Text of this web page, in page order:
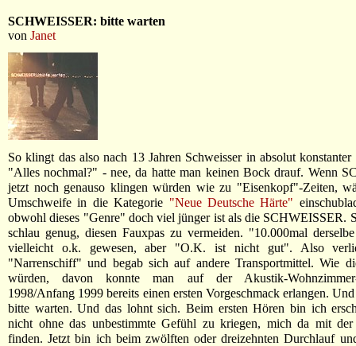
SCHWEISSER: bitte warten
von Janet
So klingt das also nach 13 Jahren Schweisser in absolut konstanter
"Alles nochmal?" - nee, da hatte man keinen Bock drauf. Wenn
jetzt noch genauso klingen würden wie zu "Eisenkopf"-Zeiten,
Umschweife in die Kategorie "Neue Deutsche Härte"
obwohl dieses "Genre" doch viel jünger ist als die SCHWEISSER.
schlau genug, diesen Fauxpas zu vermeiden. "10.000mal
vielleicht o.k. gewesen, aber "O.K. ist nicht gut". Also
"Narrenschiff" und begab sich auf andere Transportmittel. Wie
würden, davon konnte man auf der Akustik-
1998/Anfang 1999 bereits einen ersten Vorgeschmack erlangen.
bitte warten. Und das lohnt sich. Beim ersten Hören bin ich
nicht ohne das unbestimmte Gefühl zu kriegen, mich da mit
finden. Jetzt bin ich beim zwölften oder dreizehnten Durchlauf